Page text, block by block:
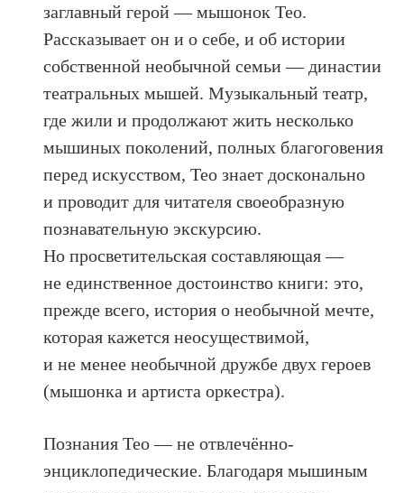
заглавный герой — мышонок Тео.
Рассказывает он и о себе, и об истории
собственной необычной семьи — династии
театральных мышей. Музыкальный театр,
где жили и продолжают жить несколько
мышиных поколений, полных благоговения
перед искусством, Тео знает досконально
и проводит для читателя своеобразную
познавательную экскурсию.
Но просветительская составляющая —
не единственное достоинство книги: это,
прежде всего, история о необычной мечте,
которая кажется неосуществимой,
и не менее необычной дружбе двух героев
(мышонка и артиста оркестра).
Познания Тео — не отвлечённо-
энциклопедические. Благодаря мышиным